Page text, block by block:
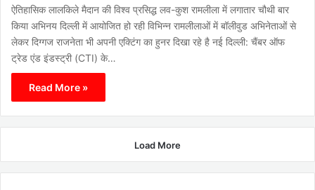
ऐतिहासिक लालकिले मैदान की विश्व प्रसिद्ध लव-कुश रामलीला में लगातार चौथी बार
किया अभिनय दिल्ली में आयोजित हो रही विभिन्न रामलीलाओं में बॉलीवुड अभिनेताओं से
लेकर दिग्गज राजनेता भी अपनी एक्टिंग का हुनर दिखा रहे है नई दिल्ली: चैंबर ऑफ
ट्रेड एंड इंडस्ट्री (CTI) के…
Read More »
Load More